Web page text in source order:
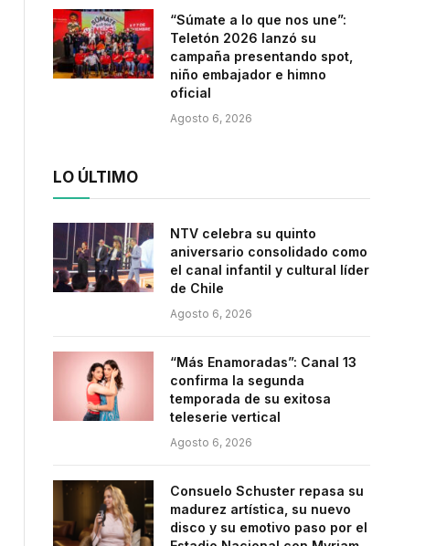
“Súmate a lo que nos une”:
Teletón 2026 lanzó su
campaña presentando spot,
niño embajador e himno
oficial
Agosto 6, 2026
LO ÚLTIMO
NTV celebra su quinto
aniversario consolidado como
el canal infantil y cultural líder
de Chile
Agosto 6, 2026
“Más Enamoradas”: Canal 13
confirma la segunda
temporada de su exitosa
teleserie vertical
Agosto 6, 2026
Consuelo Schuster repasa su
madurez artística, su nuevo
disco y su emotivo paso por el